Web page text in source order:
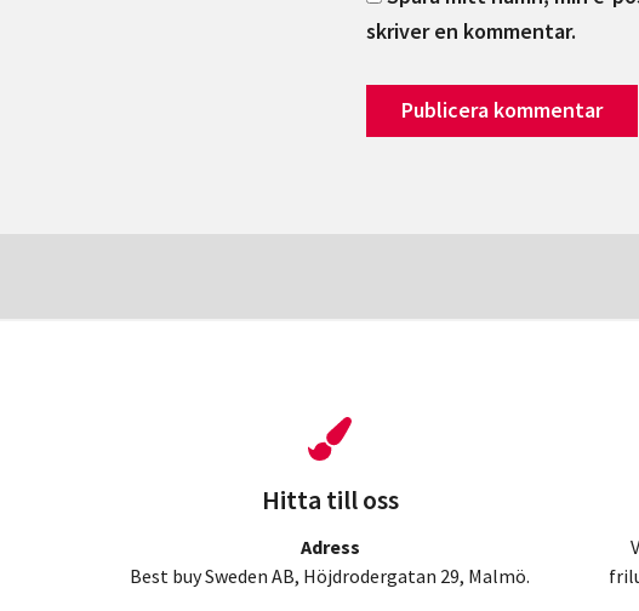
skriver en kommentar.
Hitta till oss
Adress
Best buy Sweden AB, Höjdrodergatan 29, Malmö.